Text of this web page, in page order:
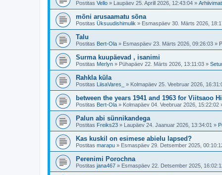
Postitas Vello » Laupäev 25. Aprill 2026, 12:43:04 »
mõni arusaamatu sõna
Postitas Üksuudishimulik » Esmaspäev 30. Märts 2026,
Talu
Postitas Bert-Ola » Esmaspäev 23. Märts 2026, 09:26:03 »
Surma kuupäevad , isanimi
Postitas Merlyn » Pühapäev 22. Märts 2026, 13:11:03 »
Rahkla küla
Postitas LiisaVares_ » Kolmapäev 25. Veebruar 2026,
between the years 1941 and 1963 for Viitsaoo
Postitas Bert-Ola » Kolmapäev 04. Veebruar 2026, 15:22:02
Palun abi sünnikandega
Postitas Freiks23 » Laupäev 24. Jaanuar 2026, 13:34:01 »
Kas kuskil on esimese abielu lapsed?
Postitas marapu » Esmaspäev 29. Detsember 2025,
Perenimi Porochna
Postitas jana467 » Esmaspäev 22. Detsember 2025,